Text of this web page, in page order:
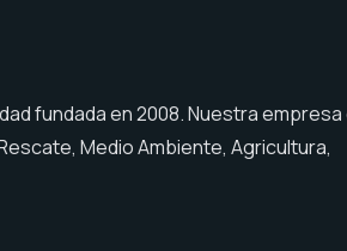
fundada en 2008. Nuestra
Medio Ambiente, Agricultura,